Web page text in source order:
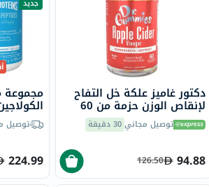
دكتور غاميز علكة خل التفاح
لإنقاص الوزن حزمة من 60
توصيل مجاني30 دقيقة
94.88
126.50
جديد
مجموعة
بروتينز - 2 × 284 جرام
توصيل
224.99